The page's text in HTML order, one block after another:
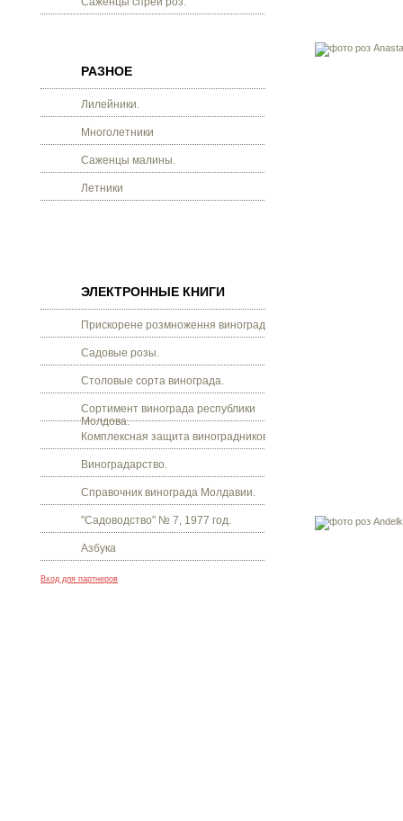
РАЗНОЕ
Лилейники.
Многолетники
Саженцы малины.
Летники
ЭЛЕКТРОННЫЕ КНИГИ
Прискорене розмноження винограду.
Садовые розы.
Столовые сорта винограда.
Сортимент винограда республики
Молдова.
Комплексная защита виноградников.
Виноградарство.
Справочник винограда Молдавии.
"Садоводство" № 7, 1977 год.
Азбука
Вход для партнеров